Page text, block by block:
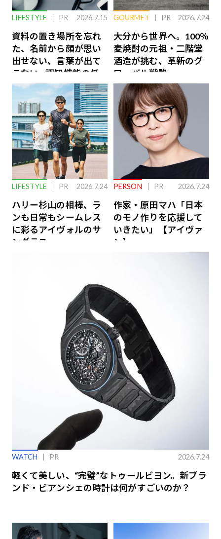
LIFESTYLE PR 2026.7.15
資料の置き場所を忘れ
た、名前から顔が思い
出せない、言葉が出て
こない…認知機能の低
下を救う、脳のインナ
ーケアとは
GOURMET PR 2026.7.24
大分から世界へ。100％
麦焼酎の元祖・二階堂
酒造が挑む、革新のグ
ローバル戦略
LIFESTYLE PR 2026.7.24
ハリー杉山の相棒、ラ
ンも日常もシームレス
に彩るアイヴォルのサ
ングラス
PERSON PR 2026.7.24
作家・原田マハ「日本
のモノ作りを応援して
いきたい」【アイヴァ
ン】
WATCH PR 2026.7.24
軽くて美しい、“完璧”なトゥールビヨン。新ブラ
ンド・ビアンシェの時計は何がすごいのか？